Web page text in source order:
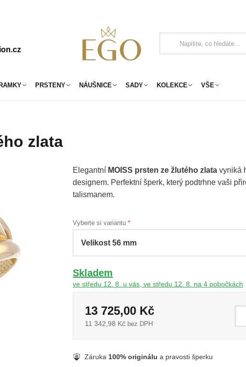
PRSTENY NÁUŠNICE SADY KOLEKCE VŠE
zlata
Elegantní MOISS prsten ze žlutého zlata vyniká
designem. Perfektní šperk, který podtrhne vaši
talismanem.
Vyberte si variantu
Skladem
ve středu 12. 8. u vás, ve středu 12. 8. na 4 pobočkách
13 725,00 Kč
11 342,98 Kč bez DPH
Záruka 100% originálu a pravosti šperku